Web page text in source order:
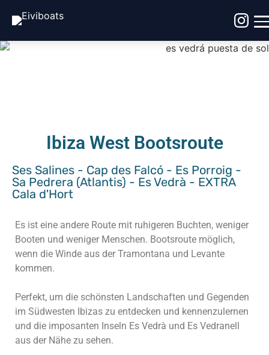
Ibiza West Bootsroute
Ses Salines - Cap des Falcó - Es Porroig -
Sa Pedrera (Atlantis) - Es Vedrà - EXTRA
Cala d'Hort
Es ist eine andere Route mit ruhigeren Buchten, weniger
Booten und weniger Menschen. Bootsroute möglich,
wenn die Winde aus der Tramontana und Levante
kommen.
Perfekt, um die schönsten Landschaften und Gegenden
im Südwesten Ibizas zu entdecken und kennenzulernen
und die imposanten Inseln Es Vedrà und Es Vedranell
aus der Nähe zu sehen.